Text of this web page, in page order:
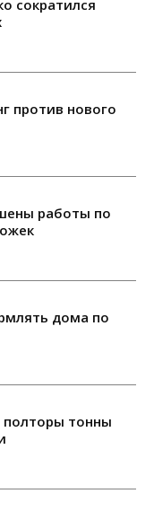
сократился
против нового
работы по
дома по
полторы тонны